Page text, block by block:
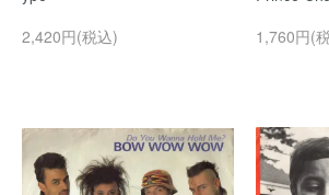
2,420円(税込)
1,760円(